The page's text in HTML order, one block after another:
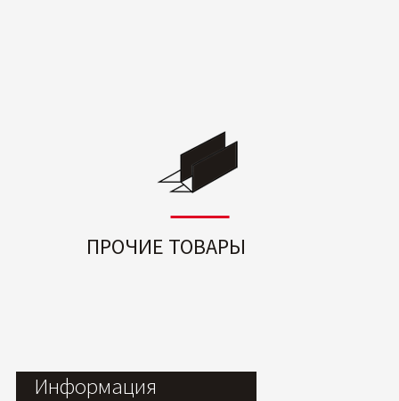
ПРОЧИЕ ТОВАРЫ
Информация